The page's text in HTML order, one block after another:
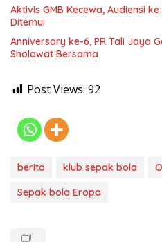
Aktivis GMB Kecewa, Audiensi
Ditemui
Anniversary ke-6, PR Tali Jaya
Sholawat Bersama
Post Views: 92
berita klub sepak bola
Sepak bola Eropa